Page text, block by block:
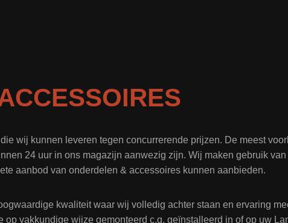
wij kunnen leveren tegen concurrerende prijzen. De meest
24 uur in ons magazijn aanwezig zijn. Wij maken gebruik
aanbod van onderdelen & accessoires kunnen aanbieden.
kwaliteit waar wij volledig achter staan en ervaring
vakkundige wijze gemonteerd c.q. geïnstalleerd in of op uw